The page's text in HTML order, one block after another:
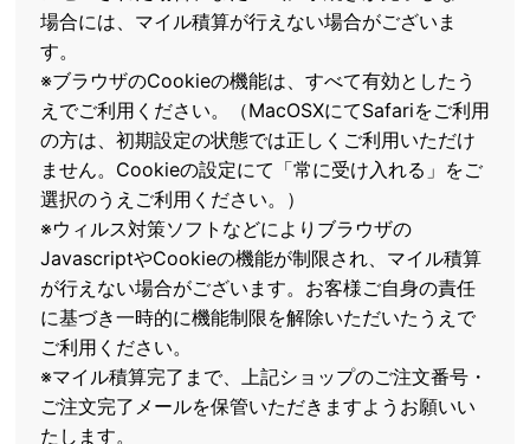
場合には、マイル積算が行えない場合がございま
す。
※ブラウザのCookieの機能は、すべて有効としたう
えでご利用ください。（MacOSXにてSafariをご利用
の方は、初期設定の状態では正しくご利用いただけ
ません。Cookieの設定にて「常に受け入れる」をご
選択のうえご利用ください。）
※ウィルス対策ソフトなどによりブラウザの
JavascriptやCookieの機能が制限され、マイル積算
が行えない場合がございます。お客様ご自身の責任
に基づき一時的に機能制限を解除いただいたうえで
ご利用ください。
※マイル積算完了まで、上記ショップのご注文番号・
ご注文完了メールを保管いただきますようお願いい
たします。